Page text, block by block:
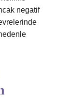
negatif